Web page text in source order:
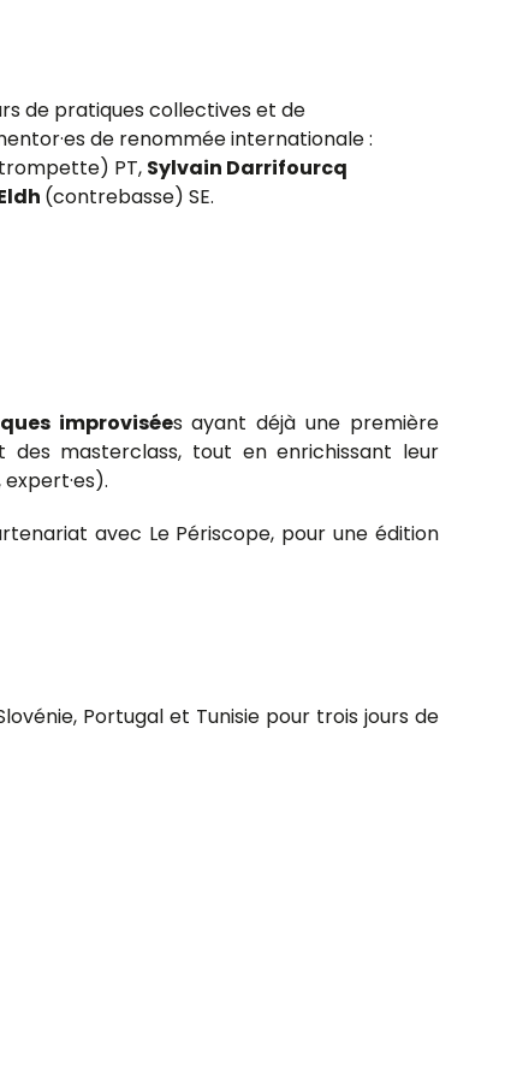
de pratiques collectives et de
de renommée internationale :
PT, Sylvain Darrifourcq
(contrebasse) SE.
improvisées ayant déjà une première
masterclass, tout en enrichissant leur
avec Le Périscope, pour une édition
Portugal et Tunisie pour trois jours de